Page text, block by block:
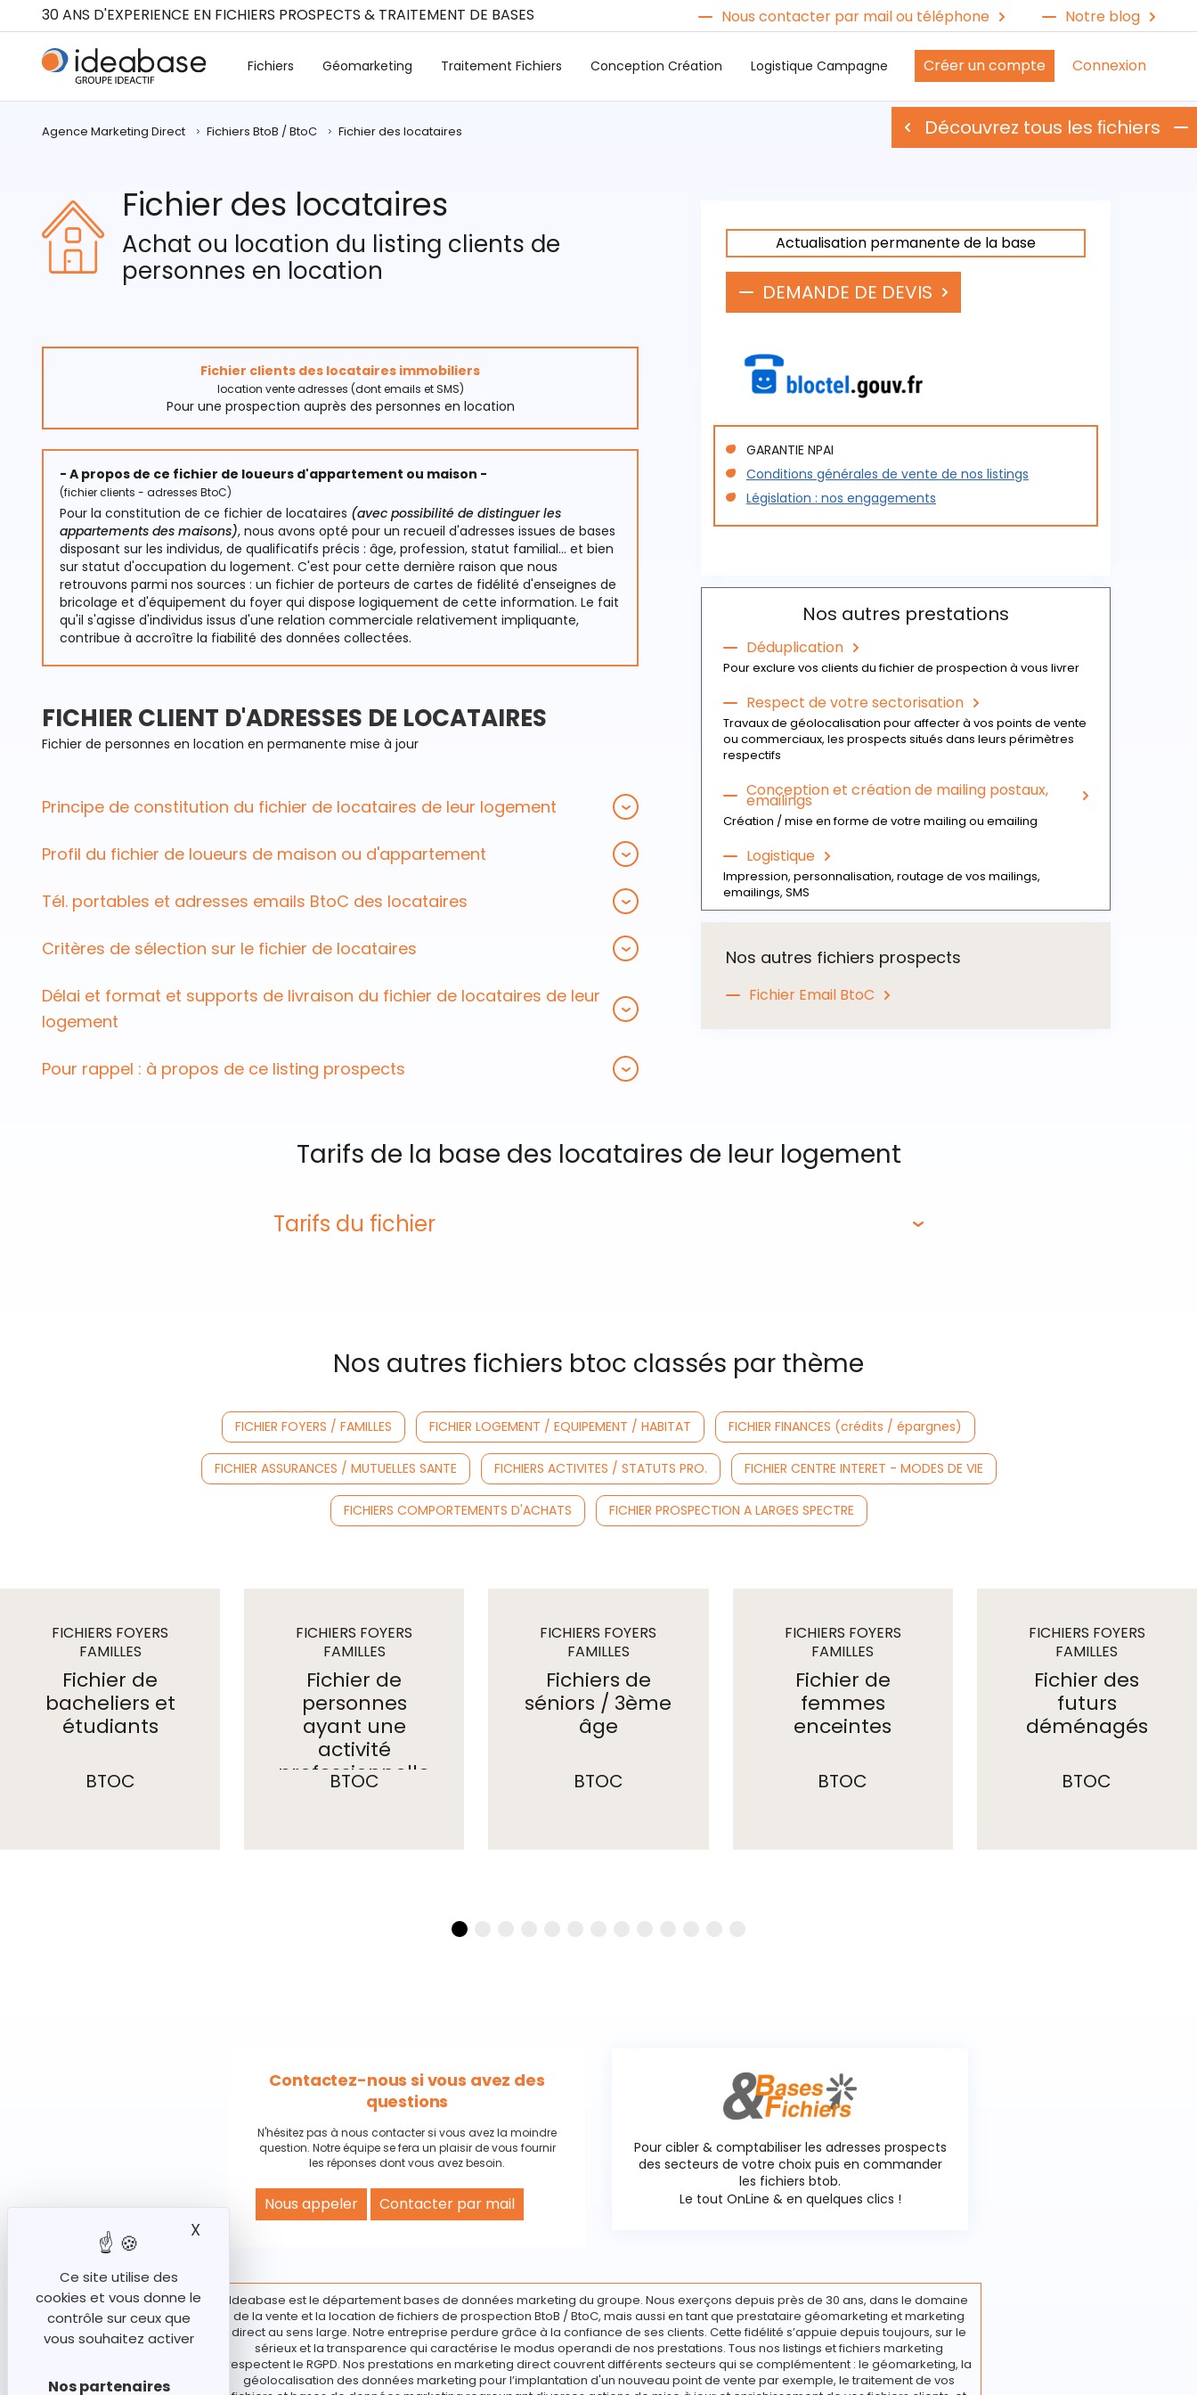
30 ANS D'EXPERIENCE EN FICHIERS PROSPECTS & TRAITEMENT DE BASES Nous contacter par mail ou téléphone Notre blog
Fichiers Géomarketing Traitement Fichiers Conception Création Logistique Campagne Créer un compte Connexion
Agence Marketing Direct Fichiers BtoB / BtoC Fichier des locataires Découvrez tous les ﬁchiers
Fichier des locataires
Achat ou location du listing clients de
personnes en location
Fichier clients des locataires immobiliers
location vente adresses (dont emails et SMS)
Pour une prospection auprès des personnes en location
- A propos de ce fichier de loueurs d'appartement ou maison -
(fichier clients - adresses BtoC)
Pour la constitution de ce fichier de locataires (avec possibilité de distinguer les
appartements des maisons), nous avons opté pour un recueil d'adresses issues de bases
disposant sur les individus, de qualificatifs précis : âge, profession, statut familial… et bien
sur statut d'occupation du logement. C'est pour cette dernière raison que nous
retrouvons parmi nos sources : un fichier de porteurs de cartes de fidélité d'enseignes de
bricolage et d'équipement du foyer qui dispose logiquement de cette information. Le fait
qu'il s'agisse d'individus issus d'une relation commerciale relativement impliquante,
contribue à accroître la fiabilité des données collectées.
FICHIER CLIENT D'ADRESSES DE LOCATAIRES
Fichier de personnes en location en permanente mise à jour
Principe de constitution du fichier de locataires de leur logement
Profil du fichier de loueurs de maison ou d'appartement
Tél. portables et adresses emails BtoC des locataires
Critères de sélection sur le fichier de locataires
Délai et format et supports de livraison du fichier de locataires de leur
logement
Pour rappel : à propos de ce listing prospects
Actualisation permanente de la base
DEMANDE DE DEVIS
GARANTIE NPAI
Conditions générales de vente de nos listings
Législation : nos engagements
Nos autres prestations
Déduplication
Pour exclure vos clients du fichier de prospection à vous livrer
Respect de votre sectorisation
Travaux de géolocalisation pour affecter à vos points de vente
ou commerciaux, les prospects situés dans leurs périmètres
respectifs
Conception et création de mailing postaux,
emailings
Création / mise en forme de votre mailing ou emailing
Logistique
Impression, personnalisation, routage de vos mailings,
emailings, SMS
Nos autres fichiers prospects
Fichier Email BtoC
Tarifs de la base des locataires de leur logement
Tarifs du fichier
Nos autres fichiers btoc classés par thème
FICHIER FOYERS / FAMILLES FICHIER LOGEMENT / EQUIPEMENT / HABITAT FICHIER FINANCES (crédits / épargnes)
FICHIER ASSURANCES / MUTUELLES SANTE FICHIERS ACTIVITES / STATUTS PRO. FICHIER CENTRE INTERET - MODES DE VIE
FICHIERS COMPORTEMENTS D'ACHATS FICHIER PROSPECTION A LARGES SPECTRE
FICHIERS FOYERS
FAMILLES
Fichier de
bacheliers et
étudiants
BTOC
FICHIERS FOYERS
FAMILLES
Fichier de
personnes
ayant une
activité
professionnelle
BTOC
FICHIERS FOYERS
FAMILLES
Fichiers de
séniors / 3ème
âge
BTOC
FICHIERS FOYERS
FAMILLES
Fichier de
femmes
enceintes
BTOC
FICHIERS FOYERS
FAMILLES
Fichier des
futurs
déménagés
BTOC
Contactez-nous si vous avez des
questions
N'hésitez pas à nous contacter si vous avez la moindre
question. Notre équipe se fera un plaisir de vous fournir
les réponses dont vous avez besoin.
Nous appeler Contacter par mail
Pour cibler & comptabiliser les adresses prospects
des secteurs de votre choix puis en commander
les fichiers btob.
Le tout OnLine & en quelques clics !
Ideabase est le département bases de données marketing du groupe. Nous exerçons depuis près de 30 ans, dans le domaine
de la vente et la location de fichiers de prospection BtoB / BtoC, mais aussi en tant que prestataire géomarketing et marketing
direct au sens large. Notre entreprise perdure grâce à la confiance de ses clients. Cette fidélité s’appuie depuis toujours, sur le
sérieux et la transparence qui caractérise le modus operandi de nos prestations. Tous nos listings et fichiers marketing
respectent le RGPD. Nos prestations en marketing direct couvrent différents secteurs qui se complémentent : le géomarketing, la
géolocalisation des données marketing pour l’implantation d'un nouveau point de vente par exemple, le traitement de vos
Panneau de gestion des cookies
Ce site utilise des
cookies et vous donne le
contrôle sur ceux que
vous souhaitez activer
Nos partenaires
X